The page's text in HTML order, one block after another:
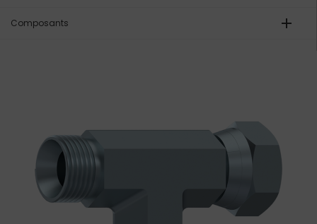
Composants add